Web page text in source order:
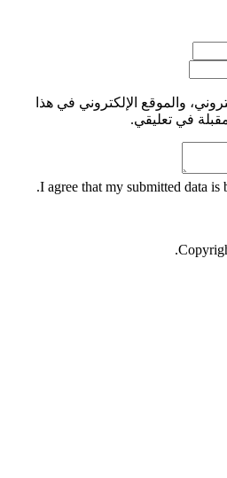
والموقع الإلكتروني في هذا
في تعليقي.
I agree that my submitted data is